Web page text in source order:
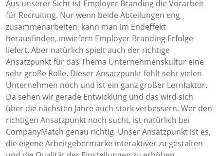
Aus unserer Sicht ist Employer Branding die Vorarbeit
für Recruiting. Nur wenn beide Abteilungen eng
zusammenarbeiten, kann man im Endeffekt
herausfinden, inwiefern Employer Branding Erfolge
liefert. Aber natürlich spielt auch der richtige
Ansatzpunkt für das Thema Unternehmenskultur eine
sehr große Rolle. Dieser Ansatzpunkt fehlt sehr vielen
Unternehmen noch und ist ein ganz großer Lernfaktor.
Da sehen wir gerade Entwicklung und das wird sich
über die nächsten Jahre auch stark verbessern. Wer den
richtigen Ansatzpunkt noch sucht, ist natürlich bei
CompanyMatch genau richtig. Unser Ansatzpunkt ist es,
die eigene Arbeitgebermarke interaktiver zu gestalten